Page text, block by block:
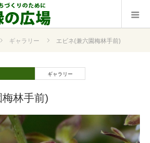
ギャラリー エビネ(兼六園梅林手前)
ギャラリー
林手前)